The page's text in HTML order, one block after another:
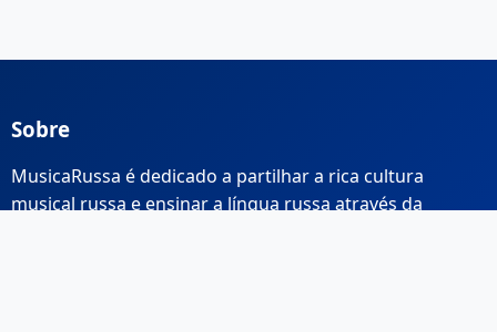
Sobre
MusicaRussa é dedicado a partilhar a rica cultura
musical russa e ensinar a língua russa através da